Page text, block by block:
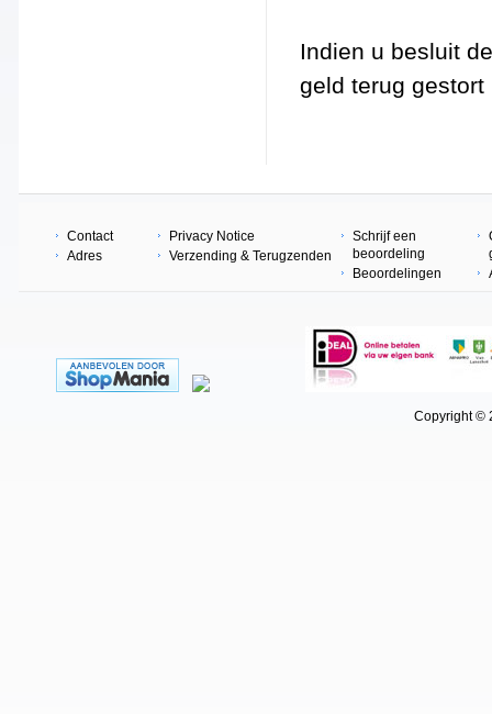
Indien u besluit
geld terug
Contact
Adres
Privacy Notice
Verzending & Terugzenden
Schrijf een
beoordeling
Beoordelingen
Copyright ©